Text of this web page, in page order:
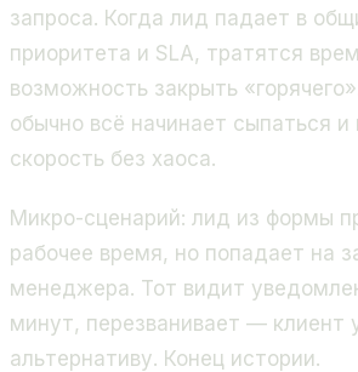
запроса. Когда лид падает в
приоритета и SLA, тратятся
возможность закрыть
обычно всё начинает сыпаться и
скорость без хаоса.
Микро-сценарий: лид из формы
рабочее время, но попадает на
менеджера. Тот видит
минут, перезванивает — клиент
альтернативу. Конец истории.